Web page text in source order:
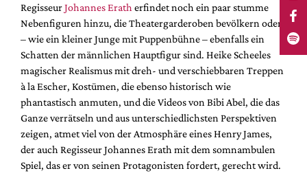
RegisseurJohannes Erath erfindet noch ein paar stumme
Nebenfiguren hinzu, die Theatergarderoben bevölkern oder
– wie ein kleiner Junge mit Puppenbühne – ebenfalls ein
Schatten der männlichen Hauptfigur sind. Heike Scheeles
magischer Realismus mit dreh- und verschiebbaren Treppen
à la Escher, Kostümen, die ebenso historisch wie
phantastisch anmuten, und die Videos von Bibi Abel, die das
Ganze verrätseln und aus unterschiedlichsten Perspektiven
zeigen, atmet viel von der Atmosphäre eines Henry James,
der auch Regisseur Johannes Erath mit dem somnambulen
Spiel, das er von seinen Protagonisten fordert, gerecht wird.